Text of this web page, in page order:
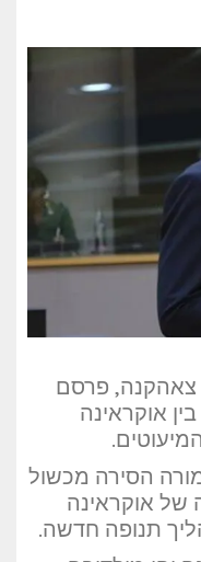
צאהקנה, פרסם
אוקראינה
הסירה מכשול
של אוקראינה
תנופה חדשה.